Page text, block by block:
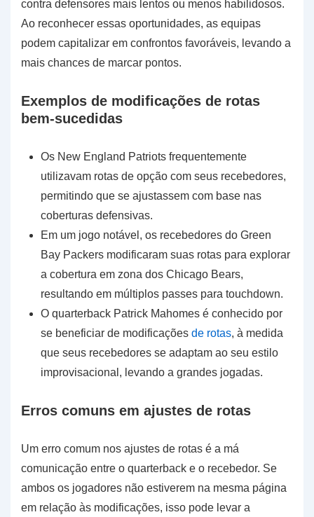
contra defensores mais lentos ou menos habilidosos.
Ao reconhecer essas oportunidades, as equipas
podem capitalizar em confrontos favoráveis, levando a
mais chances de marcar pontos.
Exemplos de modificações de rotas
bem-sucedidas
Os New England Patriots frequentemente
utilizavam rotas de opção com seus recebedores,
permitindo que se ajustassem com base nas
coberturas defensivas.
Em um jogo notável, os recebedores do Green
Bay Packers modificaram suas rotas para explorar
a cobertura em zona dos Chicago Bears,
resultando em múltiplos passes para touchdown.
O quarterback Patrick Mahomes é conhecido por
se beneficiar de modificações de rotas, à medida
que seus recebedores se adaptam ao seu estilo
improvisacional, levando a grandes jogadas.
Erros comuns em ajustes de rotas
Um erro comum nos ajustes de rotas é a má
comunicação entre o quarterback e o recebedor. Se
ambos os jogadores não estiverem na mesma página
em relação às modificações, isso pode levar a